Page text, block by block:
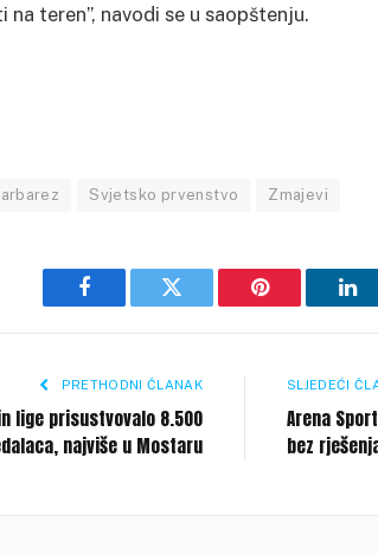
teren”, navodi se u saopštenju.
Svjetsko prvenstvo Zmajevi
Facebook Twitter Pinterest
PRETHODNI ČLANAK
lige prisustvovalo 8.500
najviše u Mostaru
SLJEDEĆI
Arena
bez